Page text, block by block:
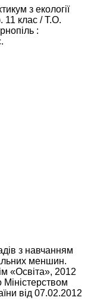
з екології
11 клас / Т.О.
:
з навчанням
меншин.
«Освіта», 2012
від 07.02.2012